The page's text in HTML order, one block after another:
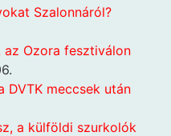
Szalonnáról?
az Ozora fesztiválon
DVTK meccsek után
a külföldi szurkolók